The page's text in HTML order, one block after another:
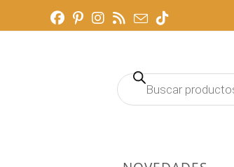
Búsqueda
de